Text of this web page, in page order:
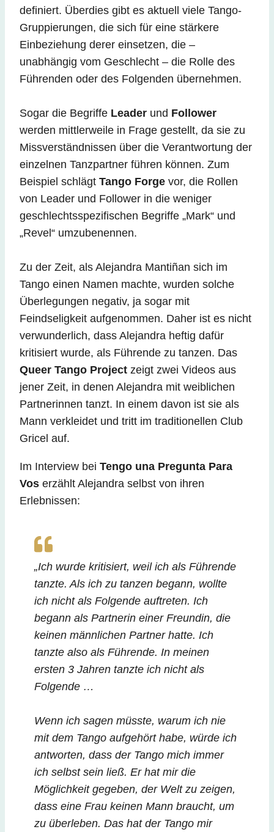
definiert. Überdies gibt es aktuell viele Tango-
Gruppierungen, die sich für eine stärkere
Einbeziehung derer einsetzen, die –
unabhängig vom Geschlecht – die Rolle des
Führenden oder des Folgenden übernehmen.
Sogar die Begriffe Leader und Follower
werden mittlerweile in Frage gestellt, da sie zu
Missverständnissen über die Verantwortung der
einzelnen Tanzpartner führen können. Zum
Beispiel schlägt Tango Forge vor, die Rollen
von Leader und Follower in die weniger
geschlechtsspezifischen Begriffe „Mark“ und
„Revel“ umzubenennen.
Zu der Zeit, als Alejandra Mantiñan sich im
Tango einen Namen machte, wurden solche
Überlegungen negativ, ja sogar mit
Feindseligkeit aufgenommen. Daher ist es nicht
verwunderlich, dass Alejandra heftig dafür
kritisiert wurde, als Führende zu tanzen. Das
Queer Tango Project zeigt zwei Videos aus
jener Zeit, in denen Alejandra mit weiblichen
Partnerinnen tanzt. In einem davon ist sie als
Mann verkleidet und tritt im traditionellen Club
Gricel auf.
Im Interview bei Tengo una Pregunta Para
Vos erzählt Alejandra selbst von ihren
Erlebnissen:
„Ich wurde kritisiert, weil ich als Führende
tanzte. Als ich zu tanzen begann, wollte
ich nicht als Folgende auftreten. Ich
begann als Partnerin einer Freundin, die
keinen männlichen Partner hatte. Ich
tanzte also als Führende. In meinen
ersten 3 Jahren tanzte ich nicht als
Folgende …
Wenn ich sagen müsste, warum ich nie
mit dem Tango aufgehört habe, würde ich
antworten, dass der Tango mich immer
ich selbst sein ließ. Er hat mir die
Möglichkeit gegeben, der Welt zu zeigen,
dass eine Frau keinen Mann braucht, um
zu überleben. Das hat der Tango mir